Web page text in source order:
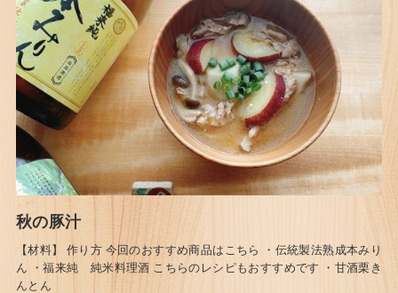
秋の豚汁
【材料】 作り方 今回のおすすめ商品はこちら ・伝統製法熟成本みり
ん ・福来純 純米料理酒 こちらのレシピもおすすめです ・甘酒栗き
んとん